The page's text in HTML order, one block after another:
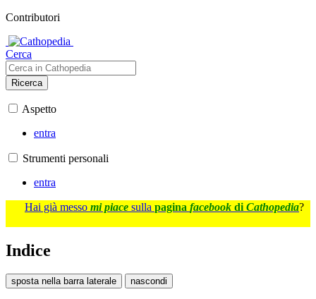
Contributori
Cerca
Ricerca
Aspetto
entra
Strumenti personali
entra
Hai già messo mi piace sulla pagina facebook di Cathopedia?
Indice
sposta nella barra laterale nascondi